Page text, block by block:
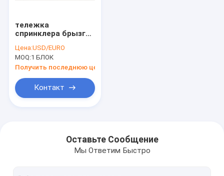
тележка
спринклера брызг
моча/корабль
Цена:USD/EURO
MOQ:1 БЛОК
Получить последнюю цену
Контакт
Оставьте Сообщение
Мы Ответим Быстро